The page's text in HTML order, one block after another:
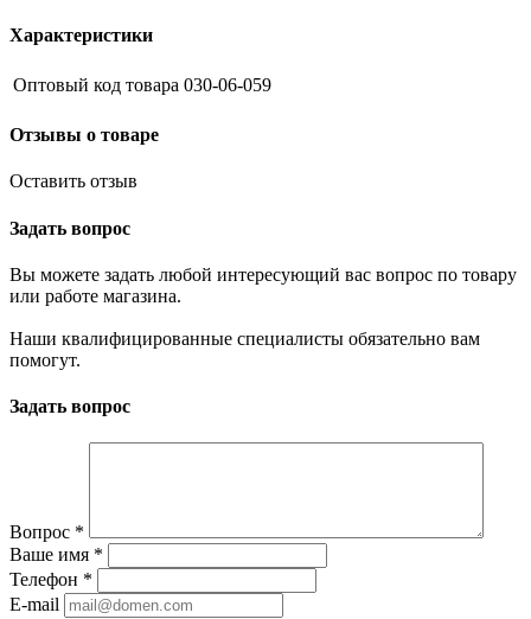
Характеристики
Оптовый код товара 030-06-059
Отзывы о товаре
Оставить отзыв
Задать вопрос
Вы можете задать любой интересующий вас вопрос по товару
или работе магазина.
Наши квалифицированные специалисты обязательно вам
помогут.
Задать вопрос
Вопрос *
Ваше имя *
Телефон *
E-mail